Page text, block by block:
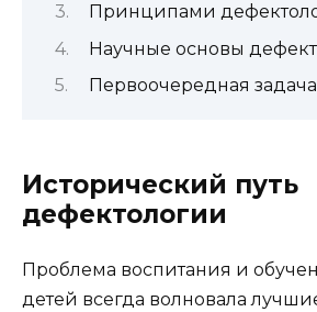
Принципами
Научные основы
Первоочередная
Исторический путь
дефектологии
Проблема воспитания и
детей всегда волновала